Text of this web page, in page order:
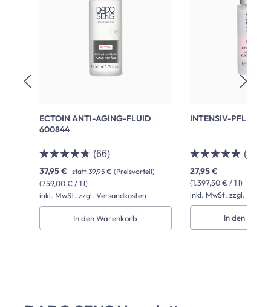
ECTOIN ANTI-AGING-FLUID
600844
(66)
(759,00 € / 1 l)
37,95 € statt 39,95 € (Preisvorteil)
inkl. MwSt. zzgl. Versandkosten
In den Warenkorb
INTENSIV-
(9)
(1.397,50 € / 1 l)
27,95 €
inkl. MwSt. zzgl.
In den